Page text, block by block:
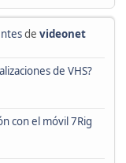
de videonet
de VHS?
con el móvil 7Rig